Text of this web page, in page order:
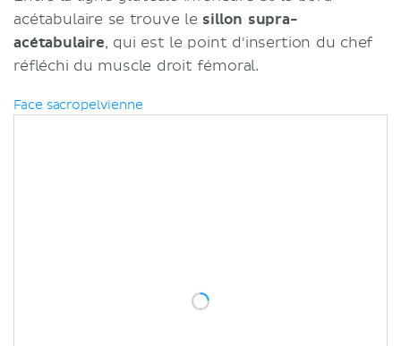
acétabulaire se trouve le sillon supra-
acétabulaire, qui est le point d'insertion du chef
réfléchi du muscle droit fémoral.
Face sacropelvienne